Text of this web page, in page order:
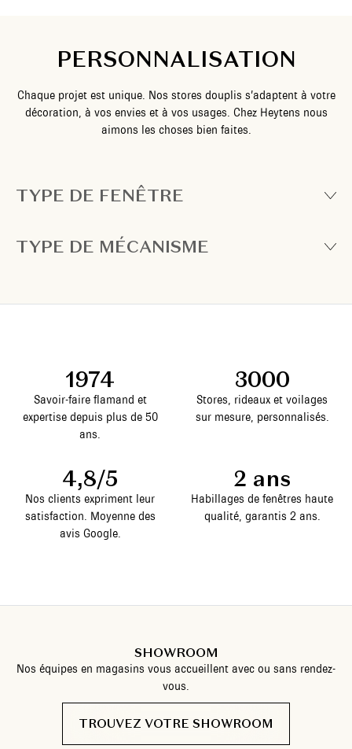
PERSONNALISATION
Chaque projet est unique. Nos stores douplis s’adaptent à votre
décoration, à vos envies et à vos usages. Chez Heytens nous
aimons les choses bien faites.
TYPE DE FENÊTRE
TYPE DE MÉCANISME
1974
Savoir-faire flamand et
expertise depuis plus de 50
ans.
3000
Stores, rideaux et voilages
sur mesure, personnalisés.
4,8/5
Nos clients expriment leur
satisfaction. Moyenne des
avis Google.
2 ans
Habillages de fenêtres haute
qualité, garantis 2 ans.
SHOWROOM
Nos équipes en magasins vous accueillent avec ou sans rendez-
vous.
TROUVEZ VOTRE SHOWROOM